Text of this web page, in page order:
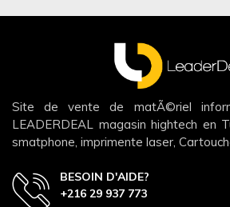
Site de vente de matÃ©riel
LEADERDEAL magasin hightech en
smatphone, imprimente laser,
BESOIN D'AIDE?
+216 29 937 773